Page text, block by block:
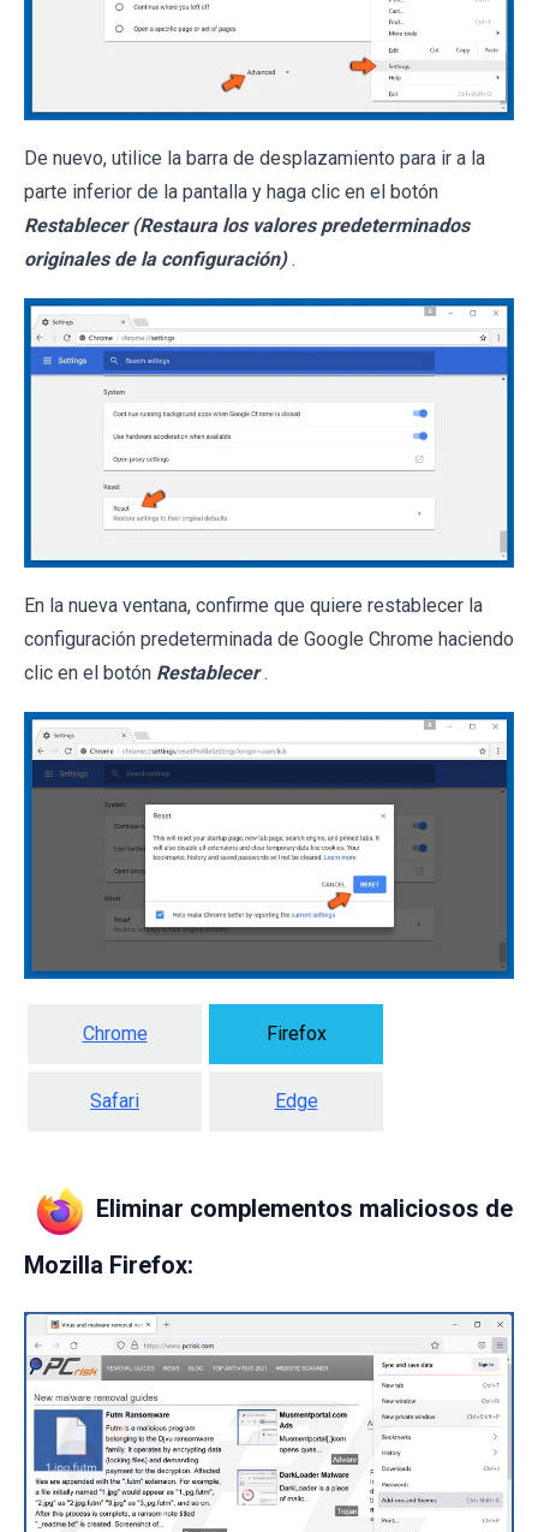
De nuevo, utilice la barra de desplazamiento para ir a la
parte inferior de la pantalla y haga clic en el botón
Restablecer (Restaura los valores predeterminados
originales de la configuración) .
En la nueva ventana, confirme que quiere restablecer la
configuración predeterminada de Google Chrome haciendo
clic en el botón Restablecer .
Chrome Firefox
Safari Edge
Eliminar complementos maliciosos de
Mozilla Firefox: